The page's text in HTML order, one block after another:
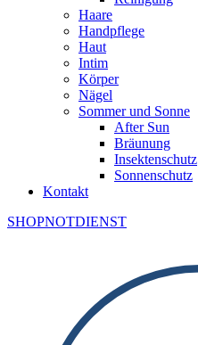
Haare
Handpflege
Haut
Intim
Körper
Nägel
Sommer und Sonne
After Sun
Bräunung
Insektenschutz
Sonnenschutz
Kontakt
SHOPNOTDIENST